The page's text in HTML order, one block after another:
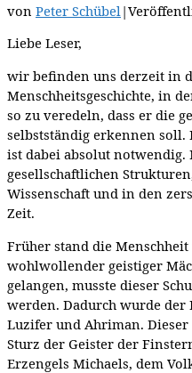
von Peter Schübel |
Liebe Leser,
wir befinden uns derzeit in
Menschheitsgeschichte, in
so zu veredeln, dass er die
selbstständig erkennen soll.
ist dabei absolut
gesellschaftlichen
Wissenschaft und in den
Zeit.
Früher stand die
wohlwollender geistiger
gelangen, musste dieser
werden. Dadurch wurde der
Luzifer und Ahriman. Dieser
Sturz der Geister der
Erzengels Michaels, dem